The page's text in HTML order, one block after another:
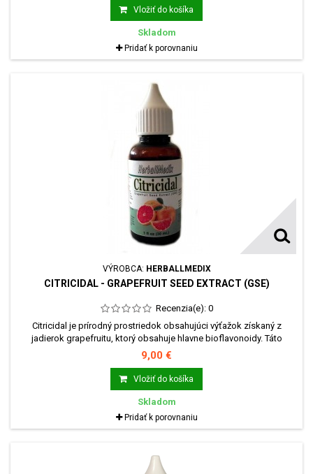
Vložiť do košíka
Skladom
Pridať k porovnaniu
VÝROBCA: HERBALLMEDIX
CITRICIDAL - GRAPEFRUIT SEED EXTRACT (GSE)
Recenzia(e): 0
Citricidal je prírodný prostriedok obsahujúci výťažok získaný z
jadierok grapefruitu, ktorý obsahuje hlavne bioflavonoidy. Táto
základná látka vykazuje silné účinky, ktoré zabraňujú množeniu
baktérií, vírusov a plesní. Prírodné flavonoidy uľahčujú trávenie,
očisťujú organizmus, posilňujú odolnosť, pomáhajú predchádzať
prechladnutiu, infekciám a zápalom,...
9,00 €
Vložiť do košíka
Skladom
Pridať k porovnaniu